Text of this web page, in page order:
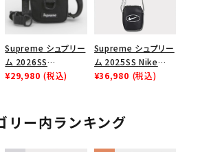
Supreme シュプリー
ム 2026SS
Shoulder Bag ショ
¥29,980 (税込)
Supreme シュプリー
ム 2025SS Nike
Leather Shoulder
ク 黒
¥36,980 (税込)
リー内ランキング